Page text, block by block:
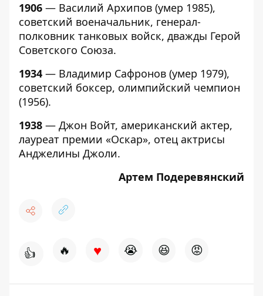
1906 — Василий Архипов (умер 1985),
советский военачальник, генерал-
полковник танковых войск, дважды Герой
Советского Союза.
1934 — Владимир Сафронов (умер 1979),
советский боксер, олимпийский чемпион
(1956).
1938 — Джон Войт, американский актер,
лауреат премии «Оскар», отец актрисы
Анджелины Джоли.
Артем Подеревянский
👍 🔥 ♥ 😭 😆 😡